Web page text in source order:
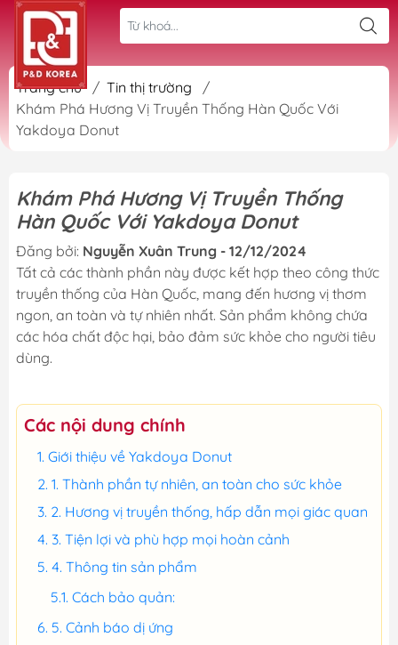
Trang chủ / Tin thị trường
/
Khám Phá Hương Vị Truyền Thống Hàn Quốc Với
Yakdoya Donut
Khám Phá Hương Vị Truyền Thống
Hàn Quốc Với Yakdoya Donut
Đăng bởi: Nguyễn Xuân Trung - 12/12/2024
Tất cả các thành phần này được kết hợp theo công thức
truyền thống của Hàn Quốc, mang đến hương vị thơm
ngon, an toàn và tự nhiên nhất. Sản phẩm không chứa
các hóa chất độc hại, bảo đảm sức khỏe cho người tiêu
dùng.
Các nội dung chính
Giới thiệu về Yakdoya Donut
1. Thành phần tự nhiên, an toàn cho sức khỏe
2. Hương vị truyền thống, hấp dẫn mọi giác quan
3. Tiện lợi và phù hợp mọi hoàn cảnh
4. Thông tin sản phẩm
Cách bảo quản:
5. Cảnh báo dị ứng